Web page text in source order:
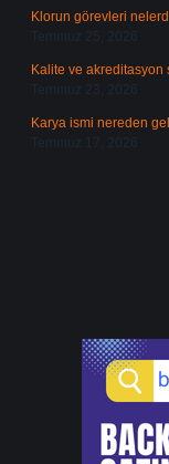
Klorun görevleri
Temmuz 25, 2026
Kalite ve
Temmuz 23, 2026
Karya ismi nereden
Temmuz 17, 2026